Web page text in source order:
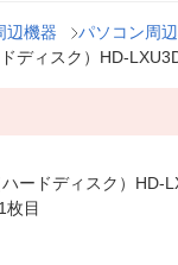
辺機器 パソコン周
ディスク）HD-